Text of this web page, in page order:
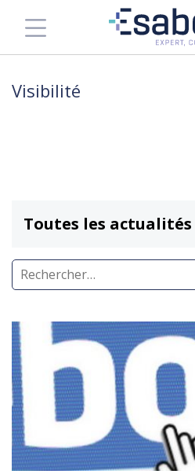
Visibilité